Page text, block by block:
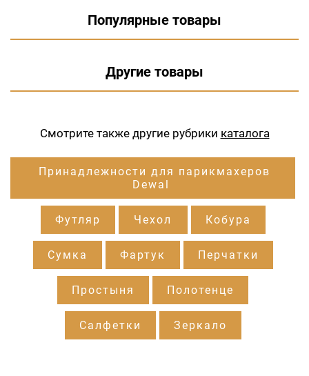
Популярные товары
Другие товары
Смотрите также другие рубрики каталога
Принадлежности для парикмахеров
Dewal
Футляр Чехол Кобура
Сумка Фартук Перчатки
Простыня Полотенце
Салфетки Зеркало